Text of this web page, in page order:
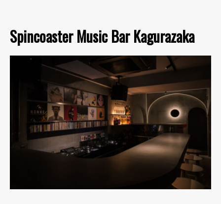
Spincoaster Music Bar Kagurazaka